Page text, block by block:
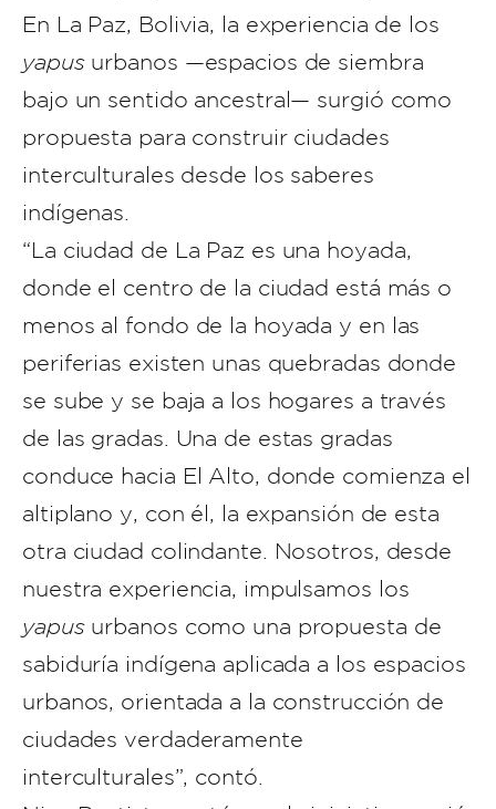
En La Paz, Bolivia, la experiencia de los
yapusurbanos —espacios de siembra
bajo un sentido ancestral— surgió como
propuesta para construir ciudades
interculturales desde los saberes
indígenas.
“La ciudad de La Paz es una hoyada,
donde el centro de la ciudad está más o
menos al fondo de la hoyada y en las
periferias existen unas quebradas donde
se sube y se baja a los hogares a través
de las gradas. Una de estas gradas
conduce hacia El Alto, donde comienza el
altiplano y, con él, la expansión de esta
otra ciudad colindante. Nosotros, desde
nuestra experiencia, impulsamos los
yapusurbanos como una propuesta de
sabiduría indígena aplicada a los espacios
urbanos, orientada a la construcción de
ciudades verdaderamente
interculturales”, contó.